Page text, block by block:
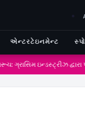
એન્ટરટેઇનમેન્ટ
ગ્રાસિમ ઇન્ડસ્ટ્રીઝ